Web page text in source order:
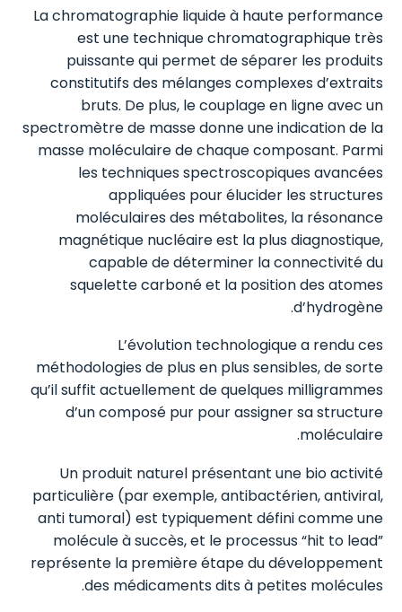
La chromatographie liquide à haute performance
est une technique chromatographique très
puissante qui permet de séparer les produits
constitutifs des mélanges complexes d’extraits
bruts. De plus, le couplage en ligne avec un
spectromètre de masse donne une indication de la
masse moléculaire de chaque composant. Parmi
les techniques spectroscopiques avancées
appliquées pour élucider les structures
moléculaires des métabolites, la résonance
magnétique nucléaire est la plus diagnostique,
capable de déterminer la connectivité du
squelette carboné et la position des atomes
d’hydrogène.
L’évolution technologique a rendu ces
méthodologies de plus en plus sensibles, de sorte
qu’il suffit actuellement de quelques milligrammes
d’un composé pur pour assigner sa structure
moléculaire.
Un produit naturel présentant une bio activité
particulière (par exemple, antibactérien, antiviral,
anti tumoral) est typiquement défini comme une
molécule à succès, et le processus “hit to lead”
représente la première étape du développement
des médicaments dits à petites molécules.